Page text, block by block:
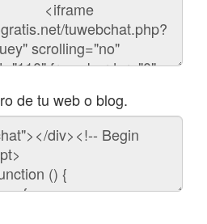
de tu web o blog.